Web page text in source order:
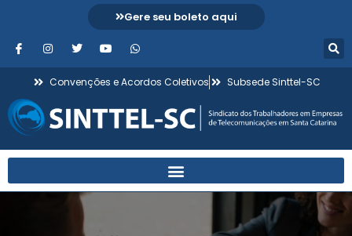
Gere seu boleto aqui
Convenções e Acordos Coletivos Subsede Sinttel-SC